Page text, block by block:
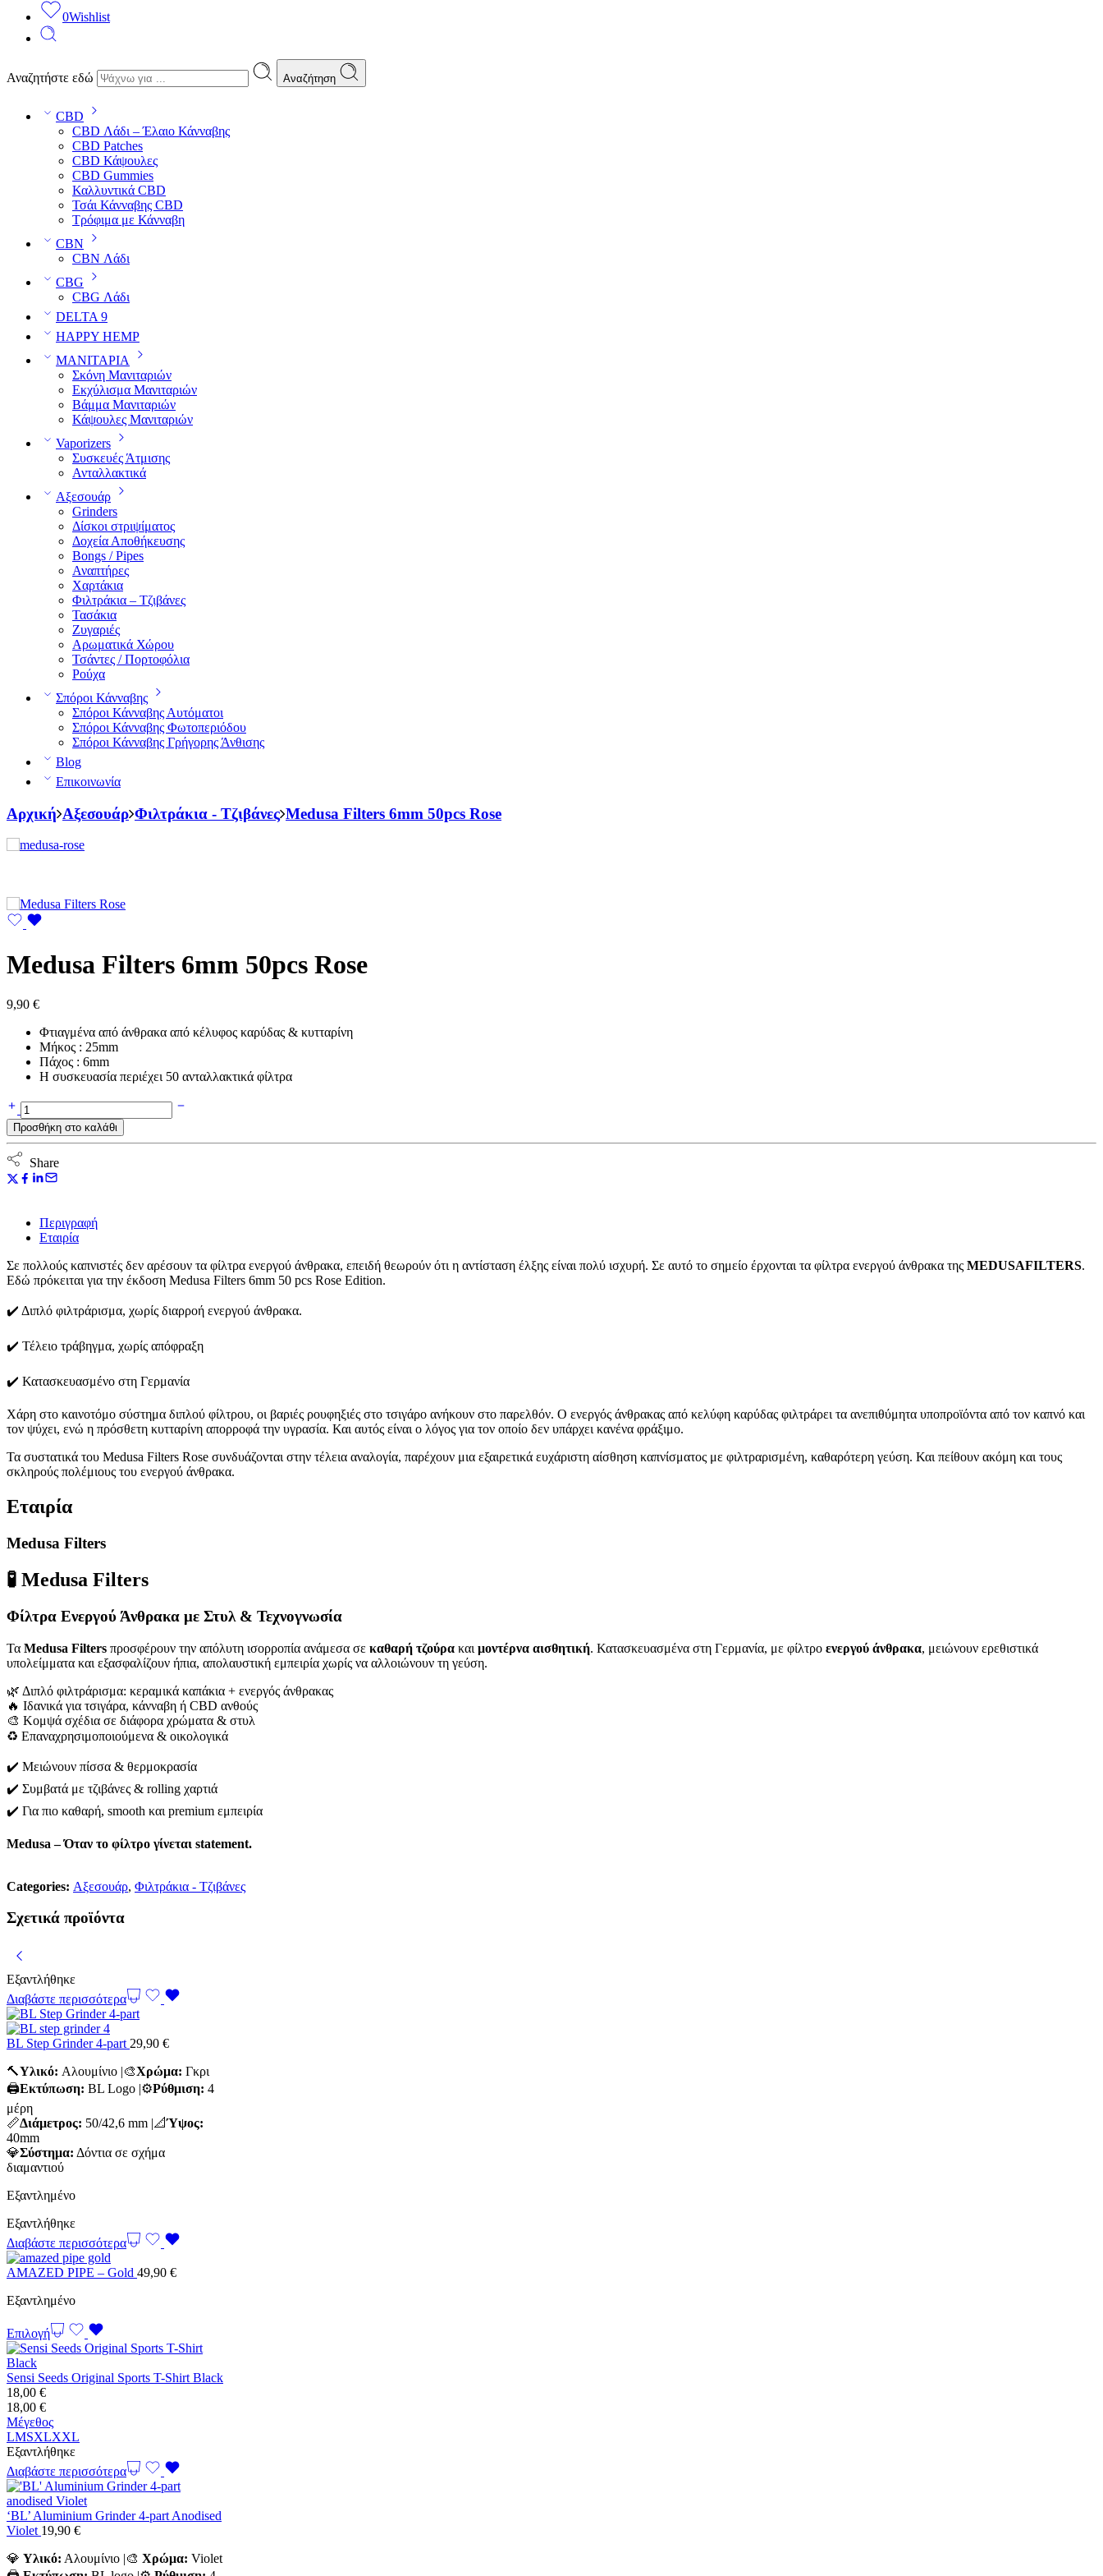
0Wishlist
Αναζητήστε εδώ Αναζήτηση
CBD
CBD Λάδι – Έλαιο Κάνναβης
CBD Patches
CBD Κάψουλες
CBD Gummies
Καλλυντικά CBD
Τσάι Κάνναβης CBD
Τρόφιμα με Κάνναβη
CBN
CBN Λάδι
CBG
CBG Λάδι
DELTA 9
HAPPY HEMP
ΜΑΝΙΤΑΡΙΑ
Σκόνη Μανιταριών
Εκχύλισμα Μανιταριών
Βάμμα Μανιταριών
Κάψουλες Μανιταριών
Vaporizers
Συσκευές Άτμισης
Ανταλλακτικά
Αξεσουάρ
Grinders
Δίσκοι στριψίματος
Δοχεία Αποθήκευσης
Bongs / Pipes
Αναπτήρες
Χαρτάκια
Φιλτράκια – Τζιβάνες
Τασάκια
Ζυγαριές
Αρωματικά Χώρου
Τσάντες / Πορτοφόλια
Ρούχα
Σπόροι Κάνναβης
Σπόροι Κάνναβης Αυτόματοι
Σπόροι Κάνναβης Φωτοπεριόδου
Σπόροι Κάνναβης Γρήγορης Άνθισης
Blog
Επικοινωνία
Αρχική Αξεσουάρ Φιλτράκια - Τζιβάνες Medusa Filters 6mm 50pcs Rose
Medusa Filters 6mm 50pcs Rose
9,90 €
Φτιαγμένα από άνθρακα από κέλυφος καρύδας & κυτταρίνη
Μήκος : 25mm
Πάχος : 6mm
Η συσκευασία περιέχει 50 ανταλλακτικά φίλτρα
Medusa
Filters
6mm
50pcs
Rose
ποσότητα
Προσθήκη στο καλάθι
Share
Περιγραφή
Εταιρία
Σε πολλούς καπνιστές δεν αρέσουν τα φίλτρα ενεργού άνθρακα, επειδή θεωρούν ότι η αντίσταση έλξης είναι πολύ ισχυρή. Σε αυτό το σημείο έρχονται τα φίλτρα ενεργού άνθρακα της MEDUSAFILTERS.
Εδώ πρόκειται για την έκδοση Medusa Filters 6mm 50 pcs Rose Edition.
✔️ Διπλό φιλτράρισμα, χωρίς διαρροή ενεργού άνθρακα.
✔️ Τέλειο τράβηγμα, χωρίς απόφραξη
✔️ Κατασκευασμένο στη Γερμανία
Χάρη στο καινοτόμο σύστημα διπλού φίλτρου, οι βαριές ρουφηξιές στο τσιγάρο ανήκουν στο παρελθόν. Ο ενεργός άνθρακας από κελύφη καρύδας φιλτράρει τα ανεπιθύμητα υποπροϊόντα από τον καπνό και
τον ψύχει, ενώ η πρόσθετη κυτταρίνη απορροφά την υγρασία. Και αυτός είναι ο λόγος για τον οποίο δεν υπάρχει κανένα φράξιμο.
Τα συστατικά του Medusa Filters Rose συνδυάζονται στην τέλεια αναλογία, παρέχουν μια εξαιρετικά ευχάριστη αίσθηση καπνίσματος με φιλτραρισμένη, καθαρότερη γεύση. Και πείθουν ακόμη και τους
σκληρούς πολέμιους του ενεργού άνθρακα.
Εταιρία
Medusa Filters
🧪 Medusa Filters
Φίλτρα Ενεργού Άνθρακα με Στυλ & Τεχνογνωσία
Τα Medusa Filters προσφέρουν την απόλυτη ισορροπία ανάμεσα σε καθαρή τζούρα και μοντέρνα αισθητική. Κατασκευασμένα στη Γερμανία, με φίλτρο ενεργού άνθρακα, μειώνουν ερεθιστικά
υπολείμματα και εξασφαλίζουν ήπια, απολαυστική εμπειρία χωρίς να αλλοιώνουν τη γεύση.
🌿 Διπλό φιλτράρισμα: κεραμικά καπάκια + ενεργός άνθρακας
🔥 Ιδανικά για τσιγάρα, κάνναβη ή CBD ανθούς
🎨 Κομψά σχέδια σε διάφορα χρώματα & στυλ
♻️ Επαναχρησιμοποιούμενα & οικολογικά
✔️ Μειώνουν πίσσα & θερμοκρασία
✔️ Συμβατά με τζιβάνες & rolling χαρτιά
✔️ Για πιο καθαρή, smooth και premium εμπειρία
Medusa – Όταν το φίλτρο γίνεται statement.
Categories: Αξεσουάρ, Φιλτράκια - Τζιβάνες
Σχετικά προϊόντα
Εξαντλήθηκε
Διαβάστε περισσότερα
BL Step Grinder 4-part 29,90 €
🔨Υλικό: Αλουμίνιο |🎨Χρώμα: Γκρι
🖨️Εκτύπωση: BL Logo |⚙️Ρύθμιση: 4
μέρη
📏Διάμετρος: 50/42,6 mm |📐Ύψος:
40mm
💎Σύστημα: Δόντια σε σχήμα
διαμαντιού
Εξαντλημένο
Εξαντλήθηκε
Διαβάστε περισσότερα
AMAZED PIPE – Gold 49,90 €
Εξαντλημένο
Επιλογή
Sensi Seeds Original Sports T-Shirt Black
18,00 €
18,00 €
Μέγεθος
LMSXLXXL
Εξαντλήθηκε
Διαβάστε περισσότερα
‘BL’ Aluminium Grinder 4-part Anodised
Violet 19,90 €
💎 Υλικό: Αλουμίνιο |🎨 Χρώμα: Violet